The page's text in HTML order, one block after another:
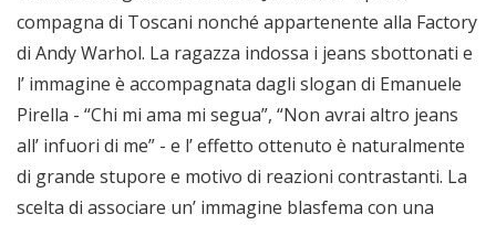
compagna di Toscani nonché appartenente alla Factory
di Andy Warhol. La ragazza indossa i jeans sbottonati e
l’ immagine è accompagnata dagli slogan di Emanuele
Pirella - “Chi mi ama mi segua”, “Non avrai altro jeans
all’ infuori di me” - e l’ effetto ottenuto è naturalmente
di grande stupore e motivo di reazioni contrastanti. La
scelta di associare un’ immagine blasfema con una